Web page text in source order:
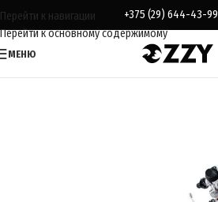
Перейти к навигации
Перейти к основному содержимому
+375 (29) 644-43-99
МЕНЮ